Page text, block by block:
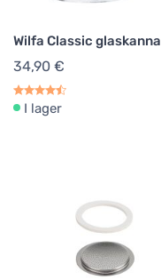
Wilfa Classic glaskanna
34,90 €
I lager